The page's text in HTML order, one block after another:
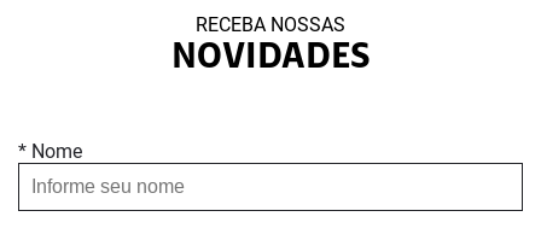
RECEBA NOSSAS
NOVIDADES
* Nome